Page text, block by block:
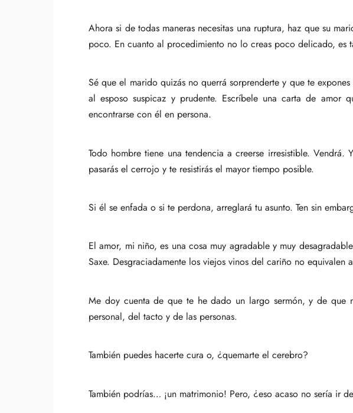
Ahora si de todas maneras necesitas una ruptura, haz que su
poco. En cuanto al procedimiento no lo creas poco delicado, es
Sé que el marido quizás no querrá sorprenderte y que te
al esposo suspicaz y prudente. Escríbele una carta de
encontrarse con él en persona.
Todo hombre tiene una tendencia a creerse irresistible.
pasarás el cerrojo y te resistirás el mayor tiempo posible.
Si él se enfada o si te perdona, arreglará tu asunto. Ten sin
El amor, mi niño, es una cosa muy agradable y muy
Saxe. Desgraciadamente los viejos vinos del cariño no equivalen
Me doy cuenta de que te he dado un largo sermón, y de que
personal, del tacto y de las personas.
También puedes hacerte cura o, ¿quemarte el cerebro?
También podrías… ¡un matrimonio! Pero, ¿eso acaso no sería ir